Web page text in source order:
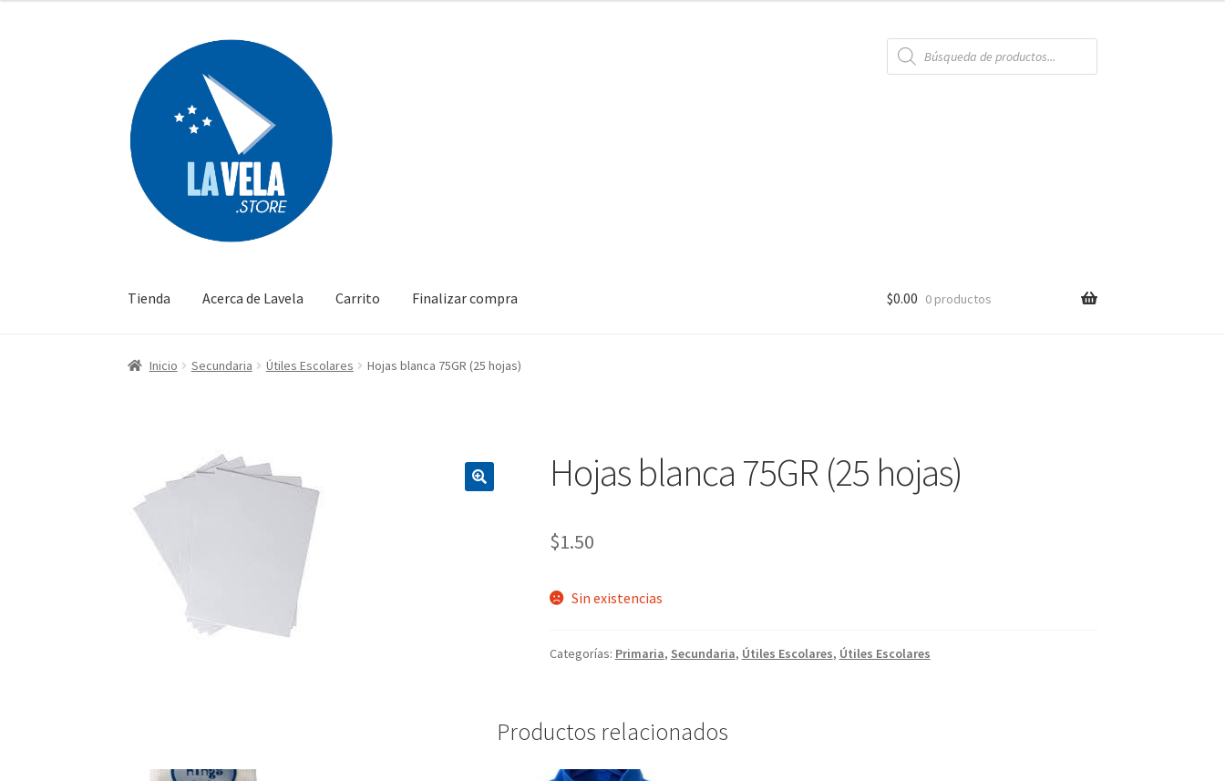
navegación
contenido
Búsqueda
de
productos
Tienda Acerca de Lavela Carrito Finalizar compra $0.00 0 productos
Inicio Secundaria Útiles Escolares Hojas blanca 75GR (25 hojas)
Hojas blanca 75GR (25 hojas)
$1.50
Sin existencias
Categorías: Primaria, Secundaria, Útiles Escolares, Útiles Escolares
Productos relacionados